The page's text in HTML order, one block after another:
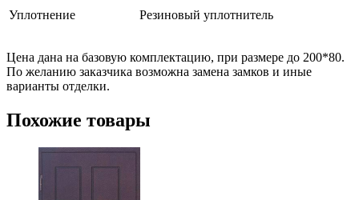
Уплотнение
Резиновый уплотнитель
Цена дана на базовую комплектацию, при размере до 200*80.
По желанию заказчика возможна замена замков и иные
варианты отделки.
Похожие товары